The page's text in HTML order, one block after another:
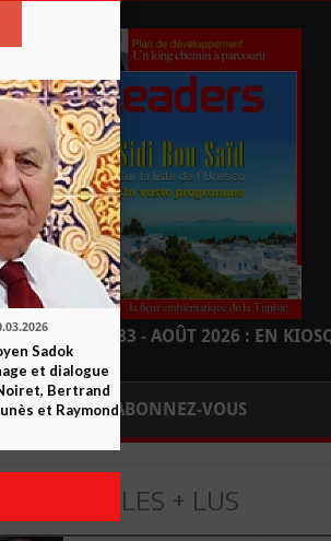
LEADERS N° 183 - AOÛT 2026 : EN
ABONNEZ-VOUS
LES + LUS
Sadok
et dialogue
Bertrand
et Raymond